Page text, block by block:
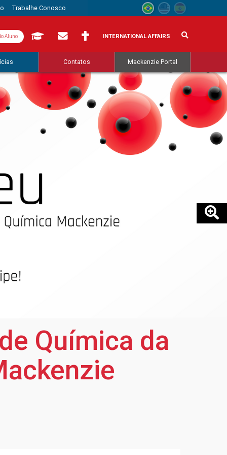
Trabalhe Conosco
Aluno INTERNATIONAL AFFAIRS
Contatos Mackenzie Portal
Química da